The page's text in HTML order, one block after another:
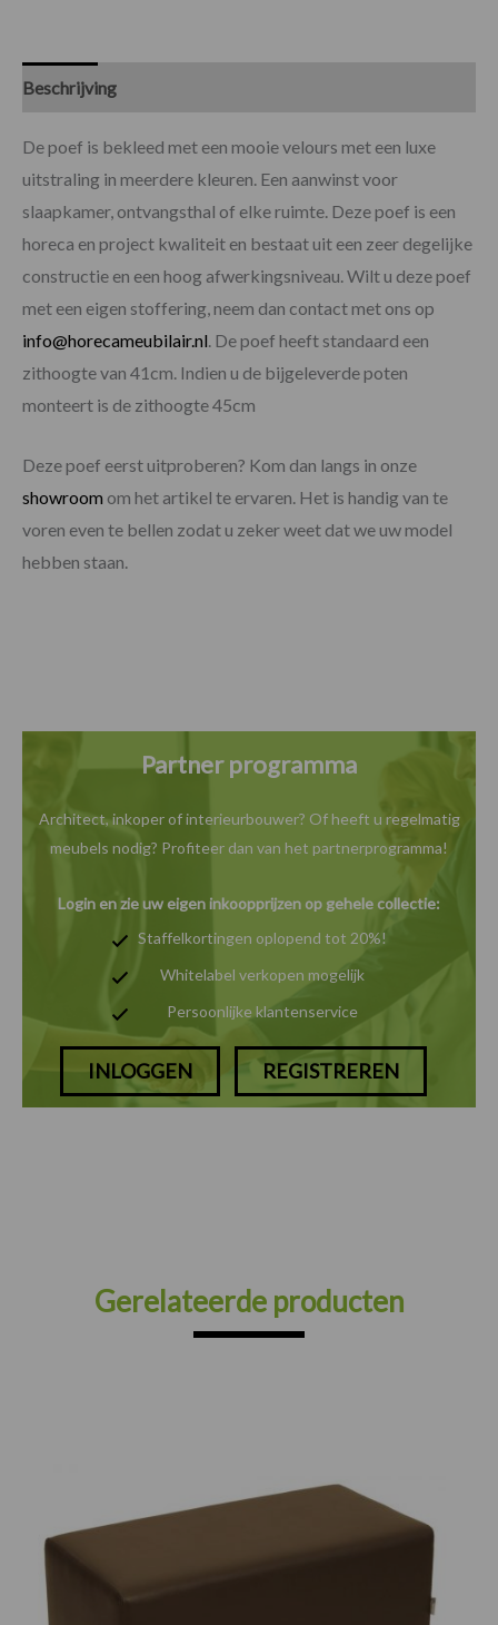
Beschrijving
De poef is bekleed met een mooie velours met een luxe
uitstraling in meerdere kleuren. Een aanwinst voor
slaapkamer, ontvangsthal of elke ruimte. Deze poef is een
horeca en project kwaliteit en bestaat uit een zeer degelijke
constructie en een hoog afwerkingsniveau. Wilt u deze poef
met een eigen stoffering, neem dan contact met ons op
info@horecameubilair.nl . De poef heeft standaard een
zithoogte van 41cm. Indien u de bijgeleverde poten
monteert is de zithoogte 45cm
Deze poef eerst uitproberen? Kom dan langs in onze
showroom om het artikel te ervaren. Het is handig van te
voren even te bellen zodat u zeker weet dat we uw model
hebben staan.
Partner programma
Architect, inkoper of interieurbouwer? Of heeft u regelmatig
meubels nodig? Profiteer dan van het partnerprogramma!
Login en zie uw eigen inkoopprijzen op gehele collectie:
Staffelkortingen oplopend tot 20%!
Whitelabel verkopen mogelijk
Persoonlijke klantenservice
INLOGGEN REGISTREREN
Gerelateerde producten